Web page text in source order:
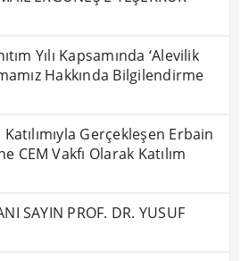
Yılı Kapsamında ‘Alevilik
Hakkında Bilgilendirme
Gerçekleşen Erbain
CEM Vakfı Olarak Katılım
SAYIN PROF. DR. YUSUF